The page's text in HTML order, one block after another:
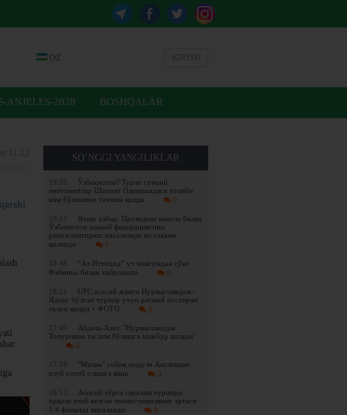
OZ
ANJELES-2028 BOSHQALAR
SO’NGGI YANGILIKLAR
19:59
Ўзбекистон? Турли сунъий
интеллектлар Шахмат Олимпиадаси ғолиби
ким бўлишини тахмин қилди
0
19:15
Яхши хабар: Президент вакили билан
Ўзбекистон хоккей федерациясини
ривожлантириш масалалари муҳокама
қилинди
0
18:48
“Ал Иттиҳод” уч мавсумдан сўнг
Фабиньо билан хайрлашди
0
18:21
UFC асосий жанги Нурмагомедов -
Ядонг бўлган турнир учун расмий постерни
эълон қилди + ФОТО
0
17:49
Абдель-Азиз: "Нурмагомедов
Топурияни таслим бўлишга мажбур қилади"
0
17:18
"Милан" собиқ юлдузи Англиядан
клуб сотиб олишга яқин
0
16:53
Асосий тўрга саралаш турнири
орқали етиб келган теннисчимизнинг эртаги
1/4 финалда якунланди
0